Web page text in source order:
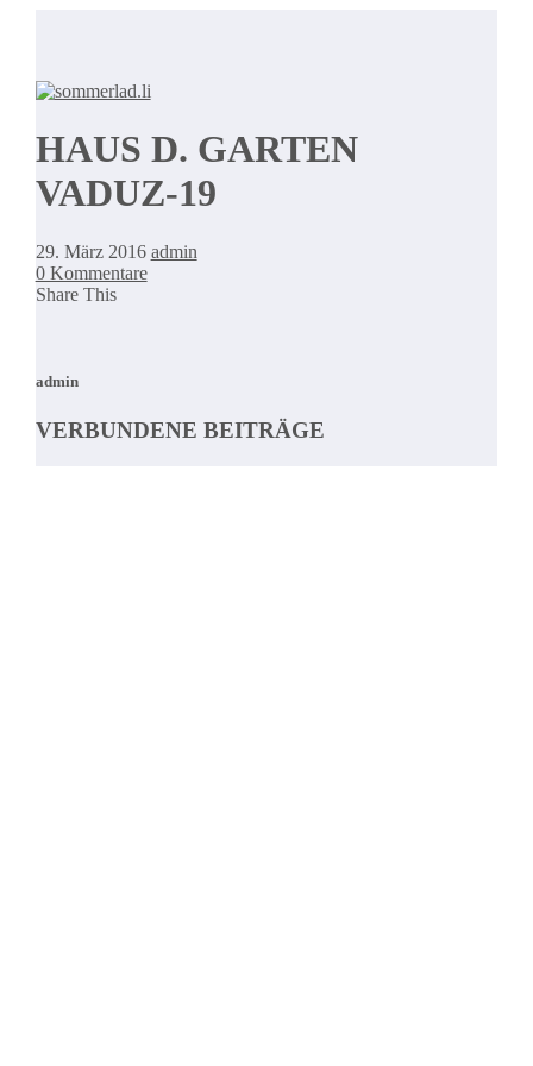
HAUS D. GARTEN
VADUZ-19
29. März 2016 admin
0 Kommentare
Share This
admin
VERBUNDENE BEITRÄGE